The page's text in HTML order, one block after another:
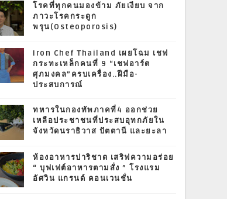
โรคที่ทุกคนมองข้าม ภัยเงียบ จาก
ภาวะโรคกระดูก
พรุน(Osteoporosis)
Iron Chef Thailand เผยโฉม เชฟ
กระทะเหล็กคนที่ 9 “เชฟอาร์ต
ศุภมงคล”ครบเครื่อง..ฝีมือ-
ประสบการณ์
ทหารในกองทัพภาคที่4 ออกช่วย
เหลือประชาชนที่ประสบอุทกภัยใน
จังหวัดนราธิวาส ปัตตานี และยะลา
ห้องอาหารปาริชาต เสริฟความอร่อย
“ บุฟเฟต์อาหารตามสั่ง ” โรงแรม
อัศวิน แกรนด์ คอนเวนชั่น